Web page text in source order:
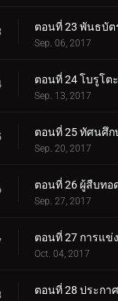
ตอนที่ 23 พันธบั
Sep. 06, 2017
ตอนที่ 24 โบรูโต
Sep. 13, 2017
ตอนที่ 25 ทัศนศึ
Sep. 20, 2017
ตอนที่ 26 ผู้สืบทอ
Sep. 27, 2017
ตอนที่ 27 การแ
Oct. 04, 2017
ตอนที่ 28 ประกา